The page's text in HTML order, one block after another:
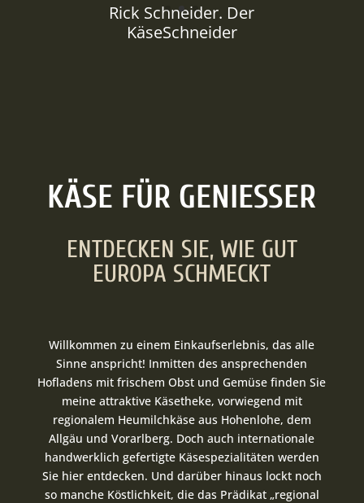
KÄSE FÜR GENIESSER
ENTDECKEN SIE, WIE GUT
EUROPA SCHMECKT
Willkommen zu einem Einkaufserlebnis, das alle
Sinne anspricht! Inmitten des ansprechenden
Hofladens mit frischem Obst und Gemüse finden Sie
meine attraktive Käsetheke, vorwiegend mit
regionalem Heumilchkäse aus Hohenlohe, dem
Allgäu und Vorarlberg. Doch auch internationale
handwerklich gefertigte Käsespezialitäten werden
Sie hier entdecken. Und darüber hinaus lockt noch
so manche Köstlichkeit, die das Prädikat „regional